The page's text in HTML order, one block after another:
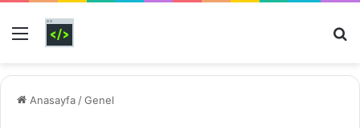
Menü
Anasayfa /Genel